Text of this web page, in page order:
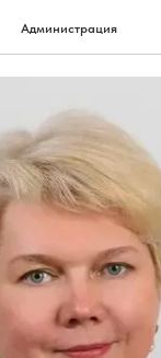
Администрация